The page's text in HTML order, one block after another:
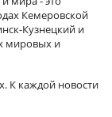
Кемеровской
Кузнецкий и
мировых и
К каждой новости